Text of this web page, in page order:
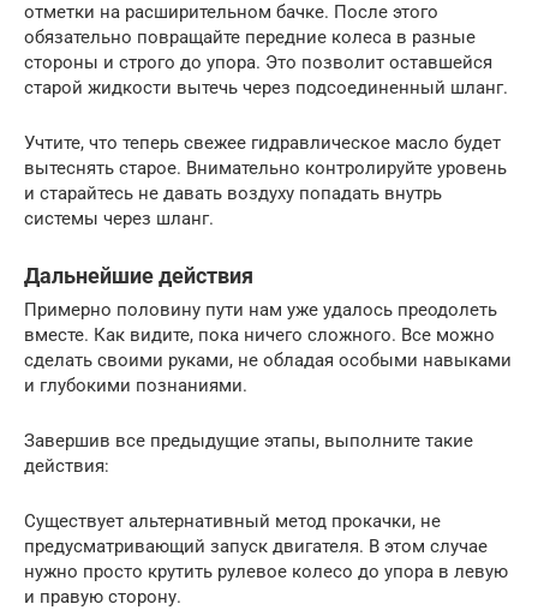
отметки на расширительном бачке. После этого
обязательно повращайте передние колеса в разные
стороны и строго до упора. Это позволит оставшейся
старой жидкости вытечь через подсоединенный шланг.
Учтите, что теперь свежее гидравлическое масло будет
вытеснять старое. Внимательно контролируйте уровень
и старайтесь не давать воздуху попадать внутрь
системы через шланг.
Дальнейшие действия
Примерно половину пути нам уже удалось преодолеть
вместе. Как видите, пока ничего сложного. Все можно
сделать своими руками, не обладая особыми навыками
и глубокими познаниями.
Завершив все предыдущие этапы, выполните такие
действия:
Существует альтернативный метод прокачки, не
предусматривающий запуск двигателя. В этом случае
нужно просто крутить рулевое колесо до упора в левую
и правую сторону.